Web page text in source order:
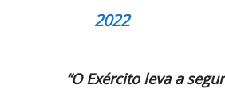
2022
“O Exército leva a